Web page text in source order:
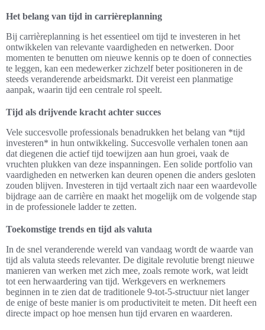
Het belang van tijd in carrièreplanning
Bij carrièreplanning is het essentieel om tijd te investeren in het
ontwikkelen van relevante vaardigheden en netwerken. Door
momenten te benutten om nieuwe kennis op te doen of connecties
te leggen, kan een medewerker zichzelf beter positioneren in de
steeds veranderende arbeidsmarkt. Dit vereist een planmatige
aanpak, waarin tijd een centrale rol speelt.
Tijd als drijvende kracht achter succes
Vele succesvolle professionals benadrukken het belang van *tijd
investeren* in hun ontwikkeling. Succesvolle verhalen tonen aan
dat diegenen die actief tijd toewijzen aan hun groei, vaak de
vruchten plukken van deze inspanningen. Een solide portfolio van
vaardigheden en netwerken kan deuren openen die anders gesloten
zouden blijven. Investeren in tijd vertaalt zich naar een waardevolle
bijdrage aan de carrière en maakt het mogelijk om de volgende stap
in de professionele ladder te zetten.
Toekomstige trends en tijd als valuta
In de snel veranderende wereld van vandaag wordt de waarde van
tijd als valuta steeds relevanter. De digitale revolutie brengt nieuwe
manieren van werken met zich mee, zoals remote work, wat leidt
tot een herwaardering van tijd. Werkgevers en werknemers
beginnen in te zien dat de traditionele 9-tot-5-structuur niet langer
de enige of beste manier is om productiviteit te meten. Dit heeft een
directe impact op hoe mensen hun tijd ervaren en waarderen.